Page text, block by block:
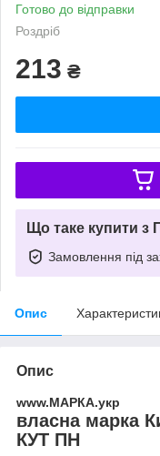
Готово до відправки
Роздріб
213 ₴
Що таке купити з
Замовлення під
Опис
Опис
www.МАРКА.укр
власна марка
КУТ ПН